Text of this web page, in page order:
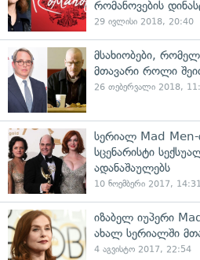
რომანოვების
29 ივლისი 2018, 20:40
მსახიობები,
მთავარი როლი
26 თებერვალი 2018,
სერიალ Mad Men-
სცენარისტი
ადანაშაულებს
10 ნოემბერი 2017, 14:31
იზაბელ იუპერი
ახალ სერიალში
4 აგვისტო 2017, 22:54